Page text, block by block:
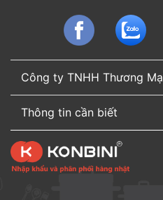
Công ty TNHH Thương
Thông tin cần biết